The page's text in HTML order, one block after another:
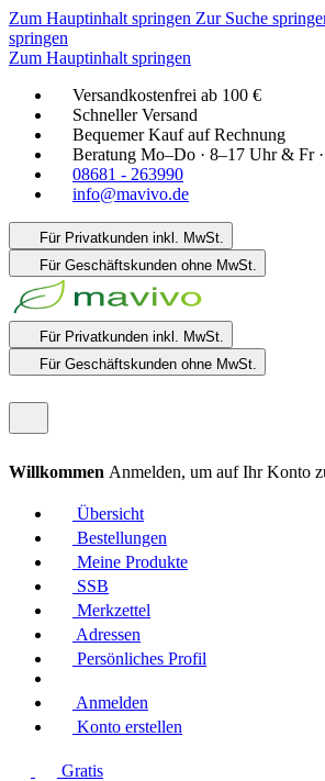
Zum Hauptinhalt springen Zur Suche
springen
Zum Hauptinhalt springen
Versandkostenfrei ab 100 €
Schneller Versand
Bequemer Kauf auf Rechnung
Beratung Mo–Do · 8–17 Uhr & Fr
08681 - 263990
info@mavivo.de
Für Privatkunden inkl. MwSt.
Für Geschäftskunden ohne MwSt.
Für Privatkunden inkl. MwSt.
Für Geschäftskunden ohne MwSt.
Willkommen Anmelden, um auf Ihr Konto
Übersicht
Bestellungen
Meine Produkte
SSB
Merkzettel
Adressen
Persönliches Profil
Anmelden
Konto erstellen
Gratis